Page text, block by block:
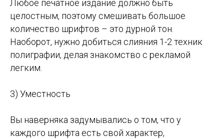
Любое печатное издание должно быть
целостным, поэтому смешивать большое
количество шрифтов – это дурной тон.
Наоборот, нужно добиться слияния 1-2 техник
полиграфии, делая знакомство с рекламой
легким.
3) Уместность
Вы наверняка задумывались о том, что у
каждого шрифта есть свой характер,